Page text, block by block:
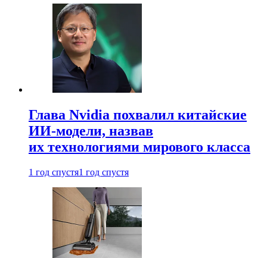
Глава Nvidia похвалил китайские
ИИ-модели, назвав
их технологиями мирового класса
1 год спустя1 год спустя